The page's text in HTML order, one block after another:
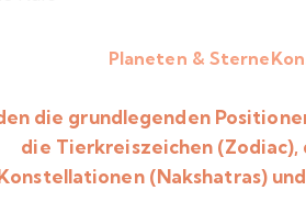
Planeten &
die grundlegenden
die Tierkreiszeichen (Zodiac),
(Nakshatras)